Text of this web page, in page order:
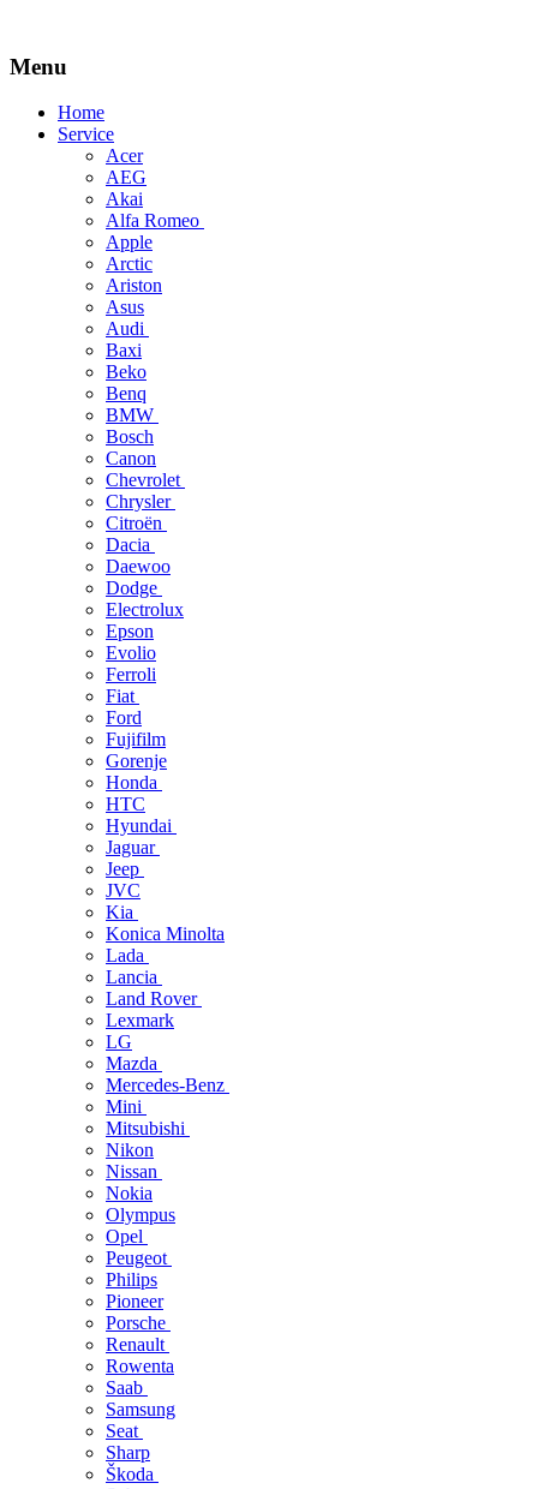
Menu
Skip
Home
Service
Acer
AEG
Akai
Alfa Romeo
Apple
Arctic
Ariston
Asus
Audi
Baxi
Beko
Benq
BMW
Bosch
Canon
Chevrolet
Chrysler
Citroën
Dacia
Daewoo
Dodge
Electrolux
Epson
Evolio
Ferroli
Fiat
Ford
Fujifilm
Gorenje
Honda
HTC
Hyundai
Jaguar
Jeep
JVC
Kia
Konica Minolta
Lada
Lancia
Land Rover
Lexmark
LG
Mazda
Mercedes-Benz
Mini
Mitsubishi
Nikon
Nissan
Nokia
Olympus
Opel
Peugeot
Philips
Pioneer
Porsche
Renault
Rowenta
Saab
Samsung
Seat
Sharp
Škoda